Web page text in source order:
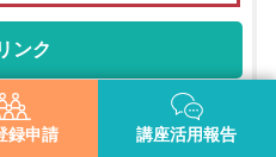
ンク
ンロード
録申請 講座活用報告